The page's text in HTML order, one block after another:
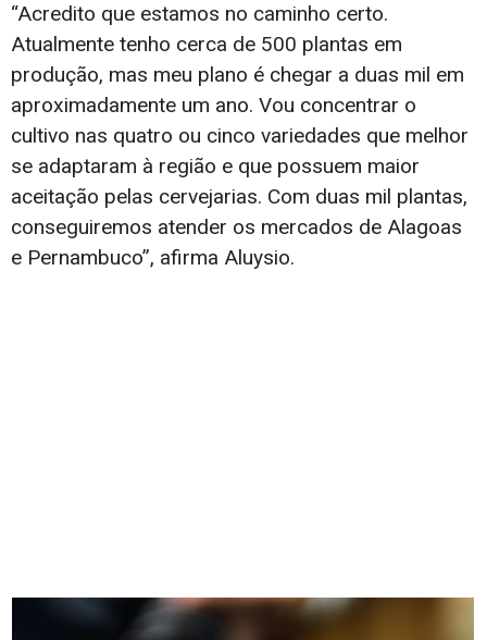
“Acredito que estamos no caminho certo.
Atualmente tenho cerca de 500 plantas em
produção, mas meu plano é chegar a duas mil em
aproximadamente um ano. Vou concentrar o
cultivo nas quatro ou cinco variedades que melhor
se adaptaram à região e que possuem maior
aceitação pelas cervejarias. Com duas mil plantas,
conseguiremos atender os mercados de Alagoas
e Pernambuco”, afirma Aluysio.